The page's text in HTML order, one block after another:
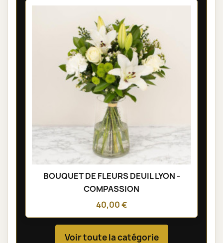
BOUQUET DE FLEURS DEUIL LYON -
COMPASSION
40,00 €
Voir toute la catégorie